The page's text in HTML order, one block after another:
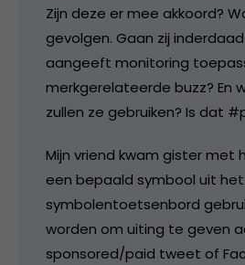
Zijn deze er mee akkoord?
gevolgen. Gaan zij
aangeeft monitoring
merkgerelateerde buzz? En
zullen ze gebruiken? Is dat
Mijn vriend kwam gister met
een bepaald symbool uit het
symbolentoetsenbord
worden om uiting te geven
sponsored/paid tweet of